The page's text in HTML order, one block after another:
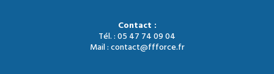
Contact :
Tél. : 05 47 74 09 04
Mail : contact@ffforce.fr